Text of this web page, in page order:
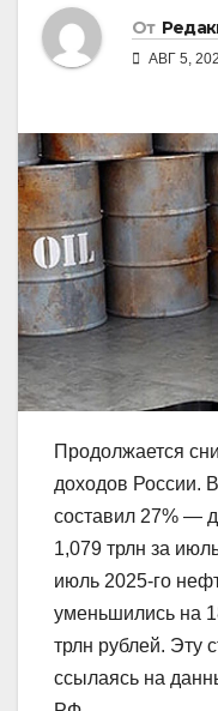
От
АВГ 5,
Продолжается
доходов России.
составил 27% —
1,079 трлн за
июль 2025-го
уменьшились на
трлн рублей. Эту
ссылаясь на